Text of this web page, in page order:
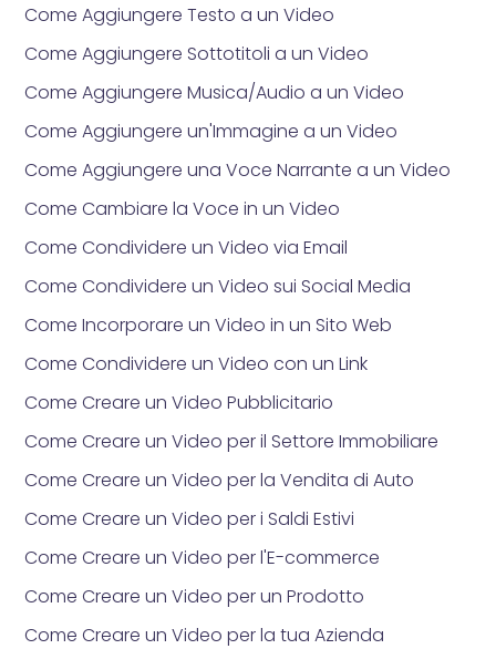
Come Aggiungere Testo a un Video
Come Aggiungere Sottotitoli a un Video
Come Aggiungere Musica/Audio a un Video
Come Aggiungere un'Immagine a un Video
Come Aggiungere una Voce Narrante a un Video
Come Cambiare la Voce in un Video
Come Condividere un Video via Email
Come Condividere un Video sui Social Media
Come Incorporare un Video in un Sito Web
Come Condividere un Video con un Link
Come Creare un Video Pubblicitario
Come Creare un Video per il Settore Immobiliare
Come Creare un Video per la Vendita di Auto
Come Creare un Video per i Saldi Estivi
Come Creare un Video per l'E-commerce
Come Creare un Video per un Prodotto
Come Creare un Video per la tua Azienda